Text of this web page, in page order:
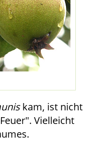
kam, ist nicht
Vielleicht